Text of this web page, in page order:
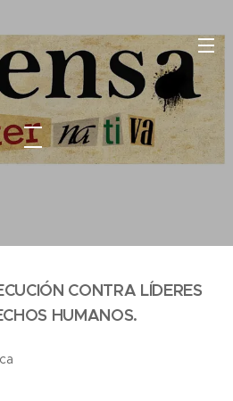
CONTRA LÍDERES
HUMANOS.